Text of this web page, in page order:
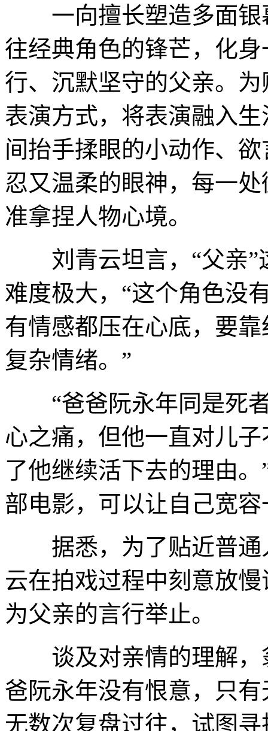
一向擅长塑造多面银
往经典角色的锋芒，化
行、沉默坚守的父亲。
表演方式，将表演融入
间抬手揉眼的小动作、
忍又温柔的眼神，每一
准拿捏人物心境。
刘青云坦言，“父亲”
难度极大，“这个角色没
有情感都压在心底，要
复杂情绪。”
“爸爸阮永年同是死者
心之痛，但他一直对儿
了他继续活下去的理由
部电影，可以让自己宽容
据悉，为了贴近普通
云在拍戏过程中刻意放
为父亲的言行举止。
谈及对亲情的理解，
爸阮永年没有恨意，只
无数次复盘过往，试图